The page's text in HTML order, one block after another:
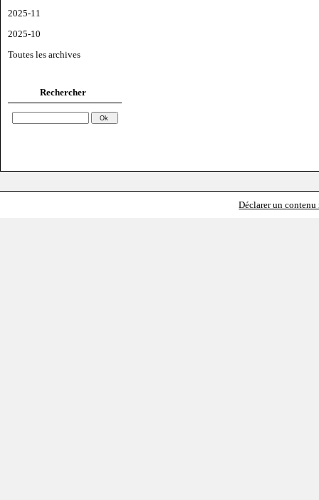
2025-11
2025-10
Toutes les archives
Rechercher
Déclarer un